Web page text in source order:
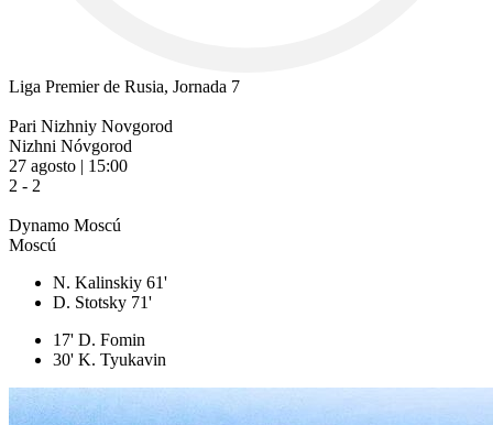
Liga Premier de Rusia, Jornada 7
Pari Nizhniy Novgorod
Nizhni Nóvgorod
27 agosto | 15:00
2 - 2
Dynamo Moscú
Moscú
N. Kalinskiy 61'
D. Stotsky 71'
17' D. Fomin
30' K. Tyukavin